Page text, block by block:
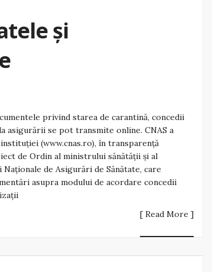
și
privind starea de carantină, concedii
asigurării se pot transmite online. CNAS a
(www.cnas.ro), în transparență
de Ordin al ministrului sănătăţii şi al
de Asigurări de Sănătate, care
asupra modului de acordare concedii
[ Read More ]